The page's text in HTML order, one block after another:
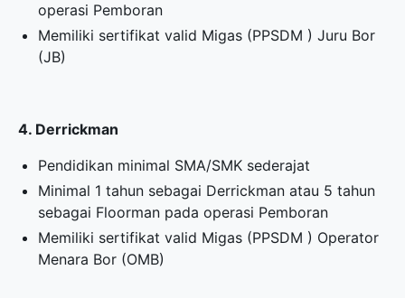
operasi Pemboran
Memiliki sertifikat valid Migas (PPSDM ) Juru Bor
(JB)
4. Derrickman
Pendidikan minimal SMA/SMK sederajat
Minimal 1 tahun sebagai Derrickman atau 5 tahun
sebagai Floorman pada operasi Pemboran
Memiliki sertifikat valid Migas (PPSDM ) Operator
Menara Bor (OMB)